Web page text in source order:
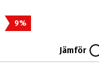
9%
Jämför